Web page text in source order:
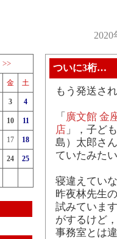
>>
金 土
3 4
10 11
17 18
24 25
ついに3桁…
もう発送さ
「 廣文館 金
店 」，子ど
島）太郎さ
ていたみた
寝違えてい
昨夜林先生
試みていま
がするけど
事務室とは